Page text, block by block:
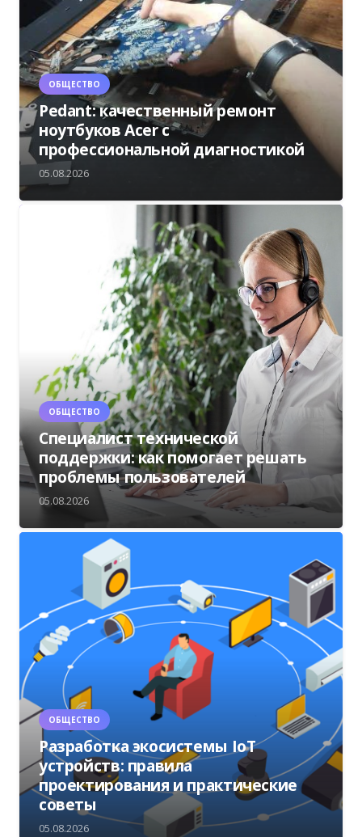
ОБЩЕСТВО
Pedant: качественный ремонт
ноутбуков Acer с
профессиональной диагностикой
05.08.2026
ОБЩЕСТВО
Специалист технической
поддержки: как помогает решать
проблемы пользователей
05.08.2026
ОБЩЕСТВО
Разработка экосистемы IoT
устройств: правила
проектирования и практические
советы
05.08.2026